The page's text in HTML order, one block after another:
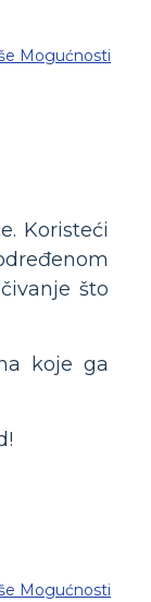
Mogućnosti
Koristeći
što
koje ga
Mogućnosti